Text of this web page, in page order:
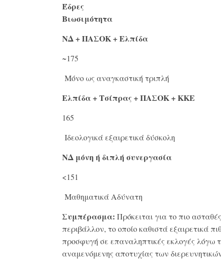
Έδρες
Βιωσιμότητα
ΝΔ + ΠΑΣΟΚ + Ελπίδα
~175
Μόνο ως αναγκαστική τριπλή
Ελπίδα + Τσίπρας + ΠΑΣΟΚ + ΚΚΕ
165
Ιδεολογικά εξαιρετικά δύσκολη
ΝΔ μόνη ή διπλή συνεργασία
<151
Μαθηματικά Αδύνατη
Συμπέρασμα: Πρόκειται για το πιο ασταθές
περιβάλλον, το οποίο καθιστά εξαιρετικά
προσφυγή σε επαναληπτικές εκλογές λόγω
αναμενόμενης αποτυχίας των